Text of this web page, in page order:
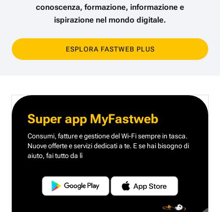
conoscenza, formazione, informazione e
ispirazione nel mondo digitale.
ESPLORA FASTWEB PLUS
Super app MyFastweb
Consumi, fatture e gestione del Wi-Fi sempre in tasca.
Nuove offerte e servizi dedicati a te. E se hai bisogno di
aiuto, fai tutto da lì